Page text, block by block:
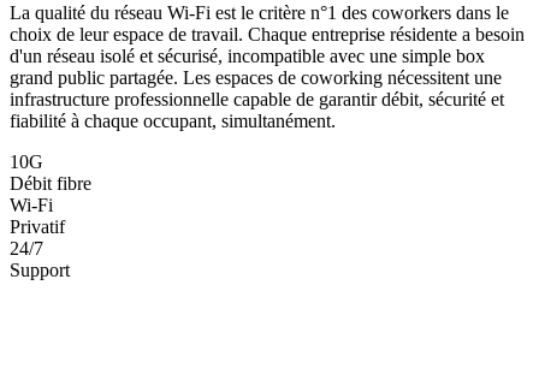
La qualité du réseau Wi-Fi est le critère n°1 des coworkers dans le
choix de leur espace de travail. Chaque entreprise résidente a besoin
d'un réseau isolé et sécurisé, incompatible avec une simple box
grand public partagée. Les espaces de coworking nécessitent une
infrastructure professionnelle capable de garantir débit, sécurité et
fiabilité à chaque occupant, simultanément.
10G
Débit fibre
Wi-Fi
Privatif
24/7
Support